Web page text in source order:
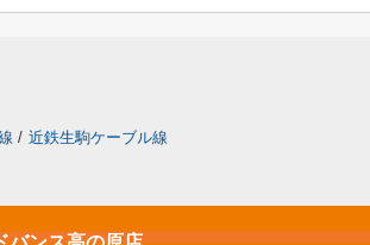
/ 近鉄生駒ケーブル線